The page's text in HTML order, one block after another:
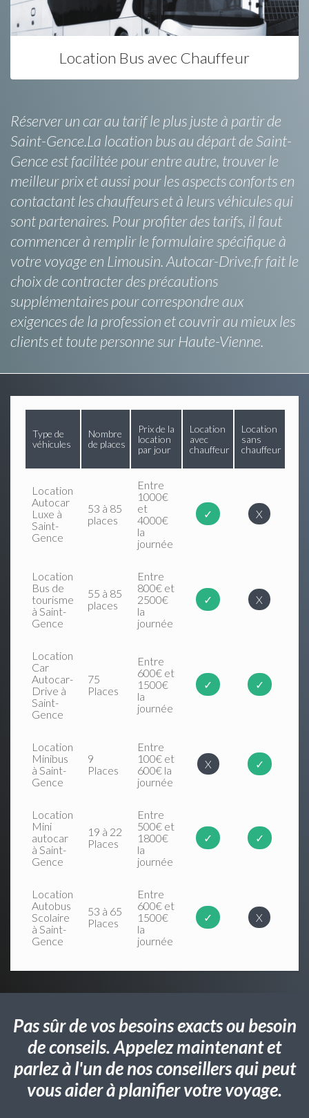
Location Bus avec Chauffeur
Réserver un car au tarif le plus juste à partir de
Saint-Gence.La location bus au départ de Saint-
Gence est facilitée pour entre autre, trouver le
meilleur prix et aussi pour les aspects conforts en
contactant les chauffeurs et à leurs véhicules qui
sont partenaires. Pour profiter des tarifs, il faut
commencer à remplir le formulaire spécifique à
votre voyage en Limousin. Autocar-Drive.fr fait le
choix de contracter des précautions
supplémentaires pour correspondre aux
exigences de la profession et couvrir au mieux les
clients et toute personne sur Haute-Vienne.
Type de
véhicules
Nombre
de places
Prix de la
location
par jour
Location
avec
chauffeur
Location
sans
chauffeur
Location
Autocar
Luxe à
Saint-
Gence
53 à 85
places
Entre
1000€
et
4000€
la
journée
✓ X
Location
Bus de
tourisme
à Saint-
Gence
55 à 85
places
Entre
800€ et
2500€
la
journée
✓ X
Location
Car
Autocar-
Drive à
Saint-
Gence
75
Places
Entre
600€ et
1500€
la
journée
✓ ✓
Location
Minibus
à Saint-
Gence
9
Places
Entre
100€ et
600€ la
journée
X ✓
Location
Mini
autocar
à Saint-
Gence
19 à 22
Places
Entre
500€ et
1800€
la
journée
✓ ✓
Location
Autobus
Scolaire
à Saint-
Gence
53 à 65
Places
Entre
600€ et
1500€
la
journée
✓ X
Pas sûr de vos besoins exacts ou besoin
de conseils. Appelez maintenant et
parlez à l'un de nos conseillers qui peut
vous aider à planifier votre voyage.